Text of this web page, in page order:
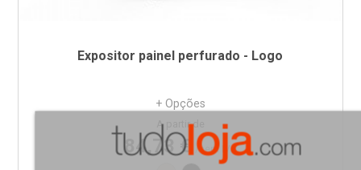
Expositor painel perfurado - Logo
+ Opções
Preço
A partir de
84,73 € /sem IVA